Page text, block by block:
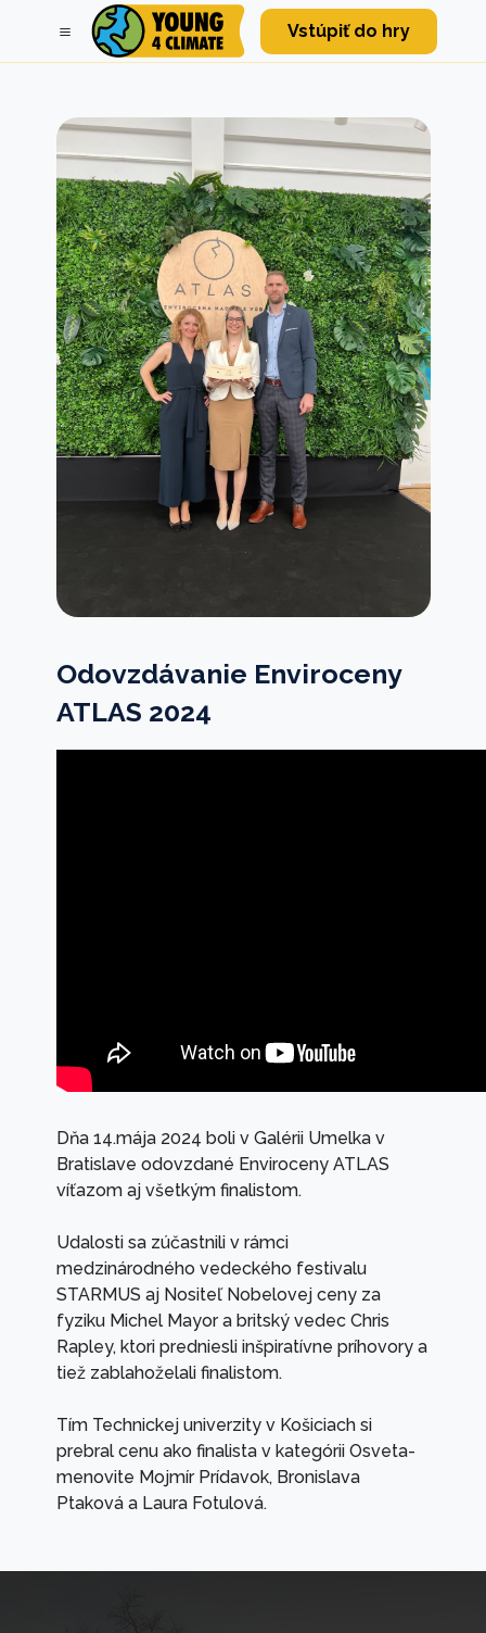
Vstúpiť do hry
Odovzdávanie Enviroceny
ATLAS 2024
Dňa 14.mája 2024 boli v Galérii Umelka v
Bratislave odovzdané Enviroceny ATLAS
víťazom aj všetkým finalistom.
Udalosti sa zúčastnili v rámci
medzinárodného vedeckého festivalu
STARMUS aj Nositeľ Nobelovej ceny za
fyziku Michel Mayor a britský vedec Chris
Rapley, ktori predniesli inšpiratívne príhovory a
tiež zablahoželali finalistom.
Tím Technickej univerzity v Košiciach si
prebral cenu ako finalista v kategórii Osveta-
menovite Mojmír Prídavok, Bronislava
Ptaková a Laura Fotulová.